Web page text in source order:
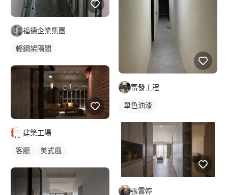
福德企業集團
輕鋼架隔間
建築工場
客廳 美式風
富發工程
單色油漆
張雲婷